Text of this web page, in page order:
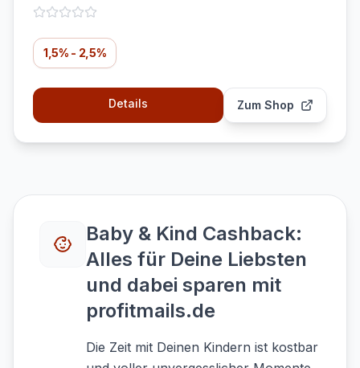
1,5% - 2,5%
Details Zum Shop
Baby & Kind Cashback:
Alles für Deine Liebsten
und dabei sparen mit
profitmails.de
Die Zeit mit Deinen Kindern ist kostbar